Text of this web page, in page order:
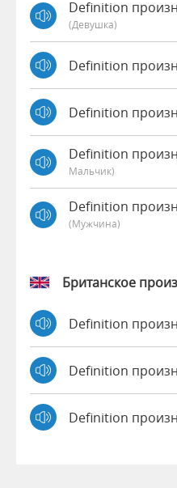
Definition
(девушка)
Definition
Definition
Definition
Мальчик)
Definition
(мужчина)
Британское
Definition
Definition
Definition